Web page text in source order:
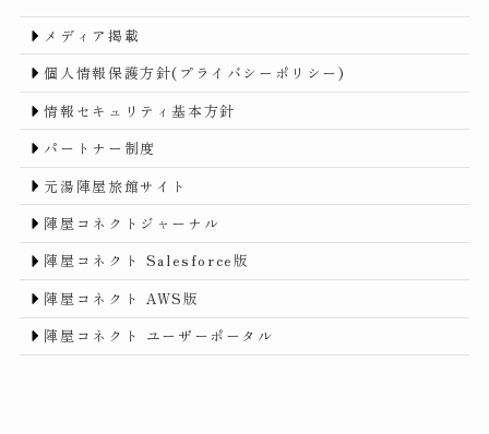
メディア掲載
個人情報保護方針(プライバシーポリシー)
情報セキュリティ基本方針
パートナー制度
元湯陣屋旅館サイト
陣屋コネクトジャーナル
陣屋コネクト Salesforce版
陣屋コネクト AWS版
陣屋コネクト ユーザーポータル